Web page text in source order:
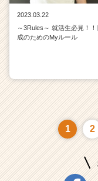
2023.03.22
～3Rules～ 就活生必見！！
成のためのMyルール
1 2